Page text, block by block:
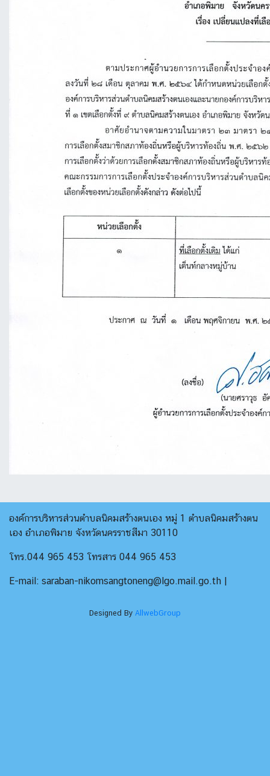
องค์การบริหารส่วนตำบลนิคมสร้างตนเอง หมู่ 1 ตำบลนิคมสร้างตน
เอง อำเภอพิมาย จังหวัดนครราชสีมา 30110
โทร.044 965 453 โทรสาร 044 965 453
E-mail: saraban-nikomsangtoneng@lgo.mail.go.th |
Designed By AllwebGroup